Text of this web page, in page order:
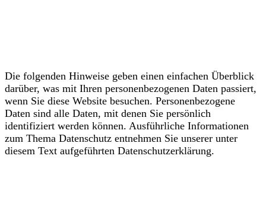
Die folgenden Hinweise geben einen einfachen Überblick
darüber, was mit Ihren personenbezogenen Daten passiert,
wenn Sie diese Website besuchen. Personenbezogene
Daten sind alle Daten, mit denen Sie persönlich
identifiziert werden können. Ausführliche Informationen
zum Thema Datenschutz entnehmen Sie unserer unter
diesem Text aufgeführten Datenschutzerklärung.